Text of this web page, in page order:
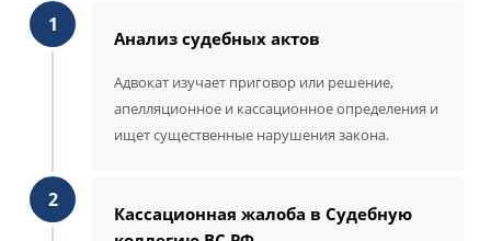
1
Анализ судебных актов
Адвокат изучает приговор или решение,
апелляционное и кассационное определения и
ищет существенные нарушения закона.
2
Кассационная жалоба в Судебную